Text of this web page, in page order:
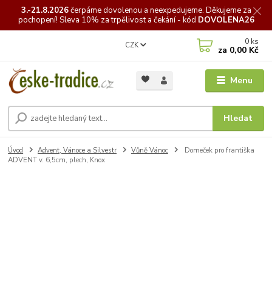
3.-21.8.2026čerpámedovolenou a neexpedujeme. Děkujeme za
pochopení! Sleva 10% za trpělivost a čekání - kód DOVOLENA26
Menu
CZK
Hledat
0 ks
za 0,00 Kč
Úvod Advent, Vánoce a Silvestr Vůně Vánoc
Domeček pro františka
ADVENT v. 6,5cm, plech, Knox